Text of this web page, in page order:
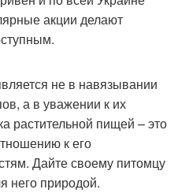
акции делают
не в навязывании
а в уважении к их
растительной пищей – это
к его
Дайте своему питомцу
него природой.